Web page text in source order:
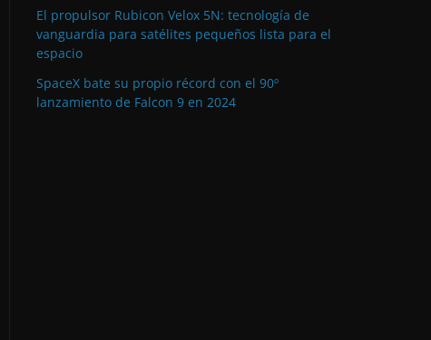
El propulsor Rubicon Velox 5N: tecnología de
vanguardia para satélites pequeños lista para el
espacio
SpaceX bate su propio récord con el 90º
lanzamiento de Falcon 9 en 2024